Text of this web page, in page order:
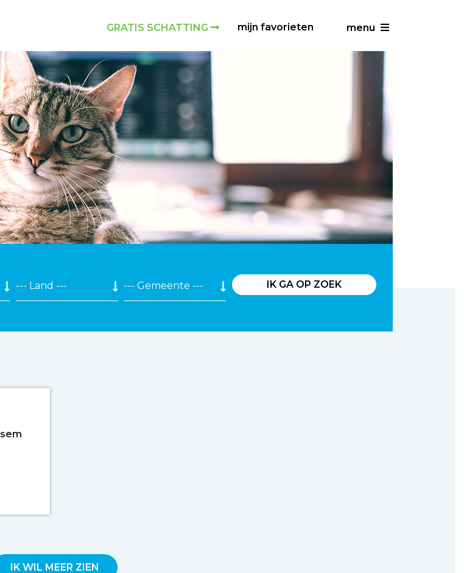
mijn favorieten menu
GRATIS SCHATTING
IK GA OP ZOEK
IK WIL MEER ZIEN